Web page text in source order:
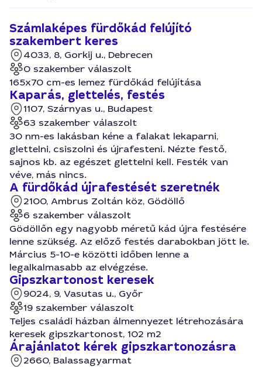
Számlaképes fürdőkád felújító
szakembert keres
4033, 8, Gorkij u., Debrecen
0 szakember válaszolt
165x70 cm-es lemez fürdőkád felújítása
Kaparás, glettelés, festés
1107, Szárnyas u., Budapest
63 szakember válaszolt
30 nm-es lakásban kéne a falakat lekaparni,
glettelni, csiszolni és újrafesteni. Nézte festő,
sajnos kb. az egészet glettelni kell. Festék van
véve, más nincs.
A fürdőkád újrafestését szeretnék
2100, Ambrus Zoltán köz, Gödöllő
6 szakember válaszolt
Gödöllőn egy nagyobb méretű kád újra festésére
lenne szükség. Az előző festés darabokban jött le.
Március 5-10-e közötti időben lenne a
legalkalmasabb az elvégzése.
Gipszkartonost keresek
9024, 9, Vasutas u., Győr
19 szakember válaszolt
Teljes családi házban álmennyezet létrehozására
keresek gipszkartonost, 102 m2
Árajánlatot kérek gipszkartonozásra
2660, Balassagyarmat